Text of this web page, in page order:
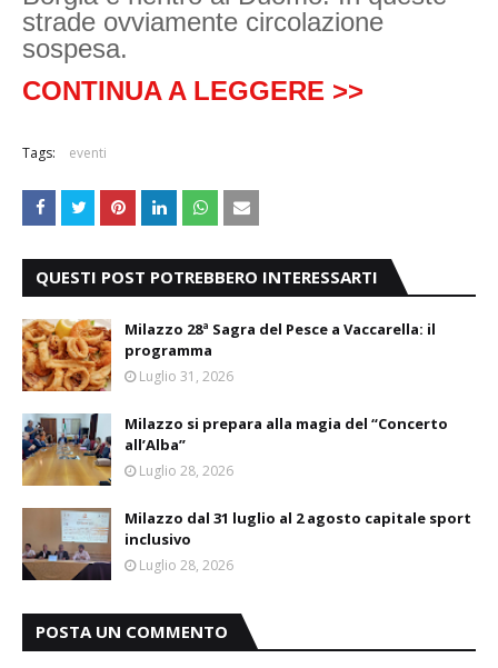
strade ovviamente circolazione
sospesa.
CONTINUA A LEGGERE >>
Tags: eventi
QUESTI POST POTREBBERO INTERESSARTI
Milazzo 28ª Sagra del Pesce a Vaccarella: il
programma
Luglio 31, 2026
Milazzo si prepara alla magia del “Concerto
all’Alba”
Luglio 28, 2026
Milazzo dal 31 luglio al 2 agosto capitale sport
inclusivo
Luglio 28, 2026
POSTA UN COMMENTO